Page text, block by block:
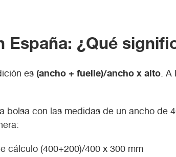
España: ¿Qué
es (ancho + fuelle)/ancho x alto. A
bolsa con las medidas de un ancho
cálculo (400+200)/400 x 300 mm